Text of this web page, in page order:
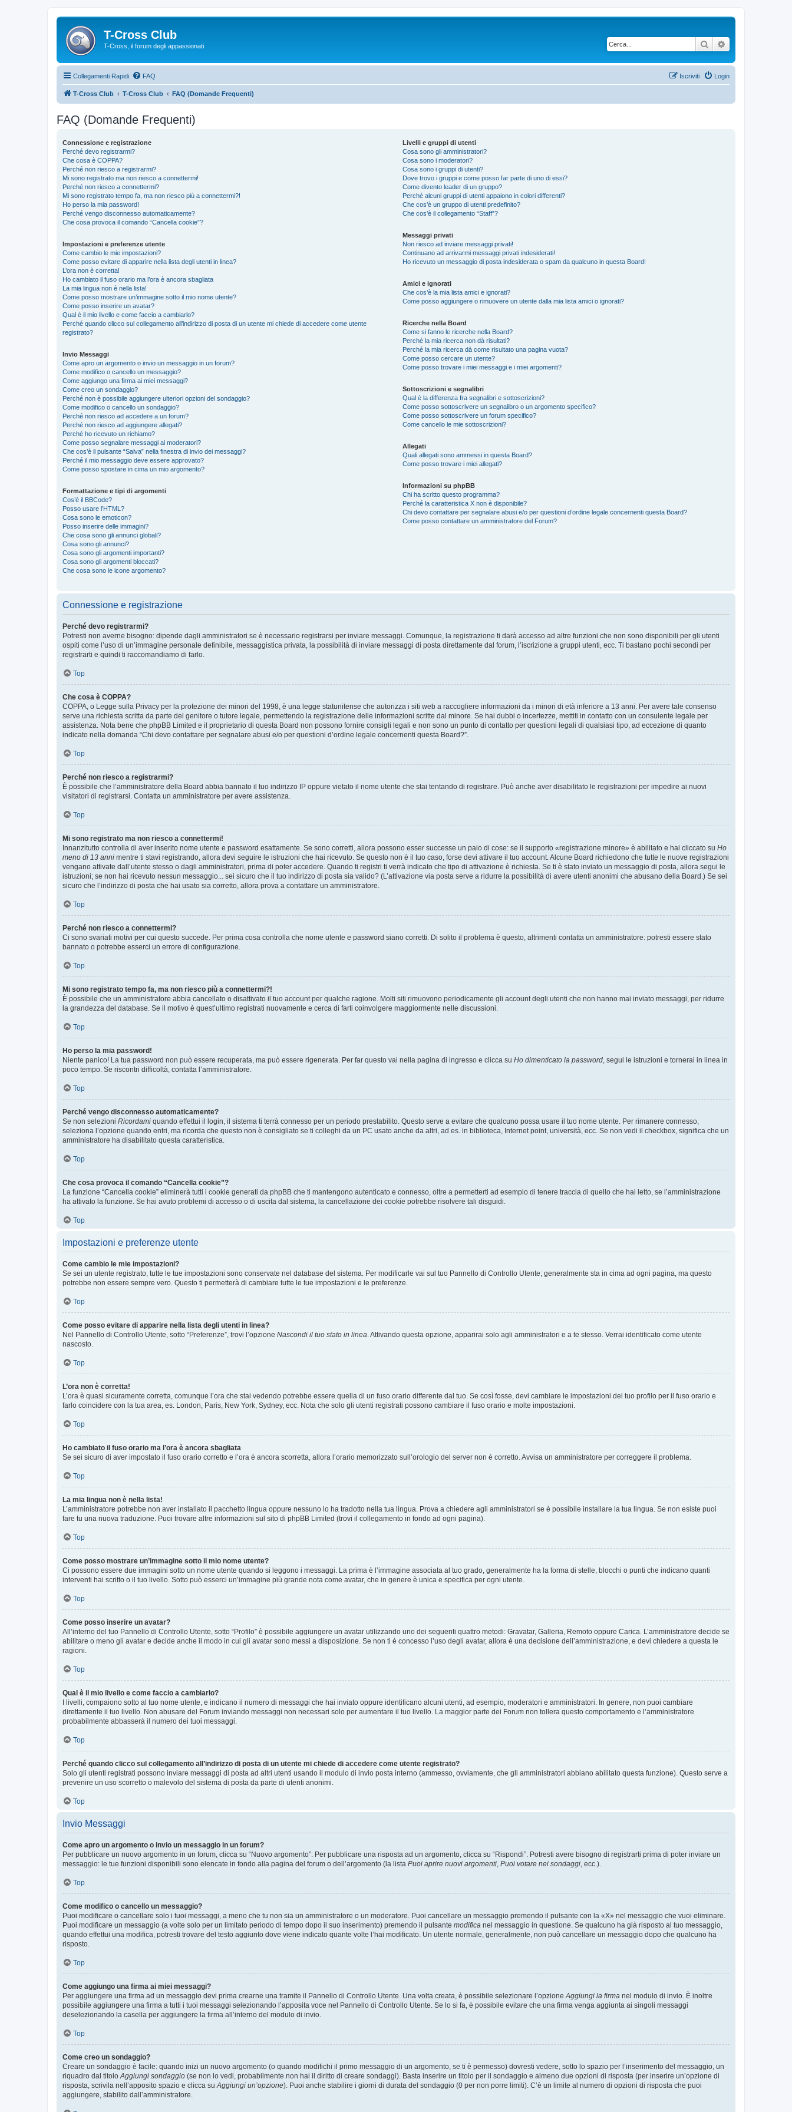
T-Cross Club
T-Cross, il forum degli appassionati Cerca
Collegamenti Rapidi FAQ Login
Iscriviti
T-Cross Club T-Cross Club FAQ (Domande Frequenti)
FAQ (Domande Frequenti)
Connessione e registrazione
Perché devo registrarmi?
Che cosa è COPPA?
Perché non riesco a registrarmi?
Mi sono registrato ma non riesco a connettermi!
Perché non riesco a connettermi?
Mi sono registrato tempo fa, ma non riesco più a connettermi?!
Ho perso la mia password!
Perché vengo disconnesso automaticamente?
Che cosa provoca il comando “Cancella cookie”?
Impostazioni e preferenze utente
Come cambio le mie impostazioni?
Come posso evitare di apparire nella lista degli utenti in linea?
L’ora non è corretta!
Ho cambiato il fuso orario ma l’ora è ancora sbagliata
La mia lingua non è nella lista!
Come posso mostrare un’immagine sotto il mio nome utente?
Come posso inserire un avatar?
Qual è il mio livello e come faccio a cambiarlo?
Perché quando clicco sul collegamento all’indirizzo di posta di un utente mi chiede di accedere come utente
registrato?
Invio Messaggi
Come apro un argomento o invio un messaggio in un forum?
Come modifico o cancello un messaggio?
Come aggiungo una firma ai miei messaggi?
Come creo un sondaggio?
Perché non è possibile aggiungere ulteriori opzioni del sondaggio?
Come modifico o cancello un sondaggio?
Perché non riesco ad accedere a un forum?
Perché non riesco ad aggiungere allegati?
Perché ho ricevuto un richiamo?
Come posso segnalare messaggi ai moderatori?
Che cos’è il pulsante “Salva” nella finestra di invio dei messaggi?
Perché il mio messaggio deve essere approvato?
Come posso spostare in cima un mio argomento?
Formattazione e tipi di argomenti
Cos’è il BBCode?
Posso usare l’HTML?
Cosa sono le emoticon?
Posso inserire delle immagini?
Che cosa sono gli annunci globali?
Cosa sono gli annunci?
Cosa sono gli argomenti importanti?
Cosa sono gli argomenti bloccati?
Che cosa sono le icone argomento?
Livelli e gruppi di utenti
Cosa sono gli amministratori?
Cosa sono i moderatori?
Cosa sono i gruppi di utenti?
Dove trovo i gruppi e come posso far parte di uno di essi?
Come divento leader di un gruppo?
Perché alcuni gruppi di utenti appaiono in colori differenti?
Che cos’è un gruppo di utenti predefinito?
Che cos’è il collegamento “Staff”?
Messaggi privati
Non riesco ad inviare messaggi privati!
Continuano ad arrivarmi messaggi privati indesiderati!
Ho ricevuto un messaggio di posta indesiderata o spam da qualcuno in questa Board!
Amici e ignorati
Che cos’è la mia lista amici e ignorati?
Come posso aggiungere o rimuovere un utente dalla mia lista amici o ignorati?
Ricerche nella Board
Come si fanno le ricerche nella Board?
Perché la mia ricerca non dà risultati?
Perché la mia ricerca dà come risultato una pagina vuota?
Come posso cercare un utente?
Come posso trovare i miei messaggi e i miei argomenti?
Sottoscrizioni e segnalibri
Qual è la differenza fra segnalibri e sottoscrizioni?
Come posso sottoscrivere un segnalibro o un argomento specifico?
Come posso sottoscrivere un forum specifico?
Come cancello le mie sottoscrizioni?
Allegati
Quali allegati sono ammessi in questa Board?
Come posso trovare i miei allegati?
Informazioni su phpBB
Chi ha scritto questo programma?
Perché la caratteristica X non è disponibile?
Chi devo contattare per segnalare abusi e/o per questioni d’ordine legale concernenti questa Board?
Come posso contattare un amministratore del Forum?
Connessione e registrazione
Perché devo registrarmi?
Potresti non averne bisogno: dipende dagli amministratori se è necessario registrarsi per inviare messaggi. Comunque, la registrazione ti darà accesso ad altre funzioni che non sono disponibili per gli utenti
ospiti come l’uso di un’immagine personale definibile, messaggistica privata, la possibilità di inviare messaggi di posta direttamente dal forum, l’iscrizione a gruppi utenti, ecc. Ti bastano pochi secondi per
registrarti e quindi ti raccomandiamo di farlo.
Top
Che cosa è COPPA?
COPPA, o Legge sulla Privacy per la protezione dei minori del 1998, è una legge statunitense che autorizza i siti web a raccogliere informazioni da i minori di età inferiore a 13 anni. Per avere tale consenso
serve una richiesta scritta da parte del genitore o tutore legale, permettendo la registrazione delle informazioni scritte dal minore. Se hai dubbi o incertezze, mettiti in contatto con un consulente legale per
assistenza. Nota bene che phpBB Limited e il proprietario di questa Board non possono fornire consigli legali e non sono un punto di contatto per questioni legali di qualsiasi tipo, ad eccezione di quanto
indicato nella domanda “Chi devo contattare per segnalare abusi e/o per questioni d’ordine legale concernenti questa Board?”.
Top
Perché non riesco a registrarmi?
È possibile che l’amministratore della Board abbia bannato il tuo indirizzo IP oppure vietato il nome utente che stai tentando di registrare. Può anche aver disabilitato le registrazioni per impedire ai nuovi
visitatori di registrarsi. Contatta un amministratore per avere assistenza.
Top
Mi sono registrato ma non riesco a connettermi!
Innanzitutto controlla di aver inserito nome utente e password esattamente. Se sono corretti, allora possono esser successe un paio di cose: se il supporto «registrazione minore» è abilitato e hai cliccato su Ho
meno di 13 anni mentre ti stavi registrando, allora devi seguire le istruzioni che hai ricevuto. Se questo non è il tuo caso, forse devi attivare il tuo account. Alcune Board richiedono che tutte le nuove registrazioni
vengano attivate dall’utente stesso o dagli amministratori, prima di poter accedere. Quando ti registri ti verrà indicato che tipo di attivazione è richiesta. Se ti è stato inviato un messaggio di posta, allora segui le
istruzioni; se non hai ricevuto nessun messaggio... sei sicuro che il tuo indirizzo di posta sia valido? (L’attivazione via posta serve a ridurre la possibilità di avere utenti anonimi che abusano della Board.) Se sei
sicuro che l’indirizzo di posta che hai usato sia corretto, allora prova a contattare un amministratore.
Top
Perché non riesco a connettermi?
Ci sono svariati motivi per cui questo succede. Per prima cosa controlla che nome utente e password siano corretti. Di solito il problema è questo, altrimenti contatta un amministratore: potresti essere stato
bannato o potrebbe esserci un errore di configurazione.
Top
Mi sono registrato tempo fa, ma non riesco più a connettermi?!
È possibile che un amministratore abbia cancellato o disattivato il tuo account per qualche ragione. Molti siti rimuovono periodicamente gli account degli utenti che non hanno mai inviato messaggi, per ridurre
la grandezza del database. Se il motivo è quest’ultimo registrati nuovamente e cerca di farti coinvolgere maggiormente nelle discussioni.
Top
Ho perso la mia password!
Niente panico! La tua password non può essere recuperata, ma può essere rigenerata. Per far questo vai nella pagina di ingresso e clicca su Ho dimenticato la password , segui le istruzioni e tornerai in linea in
poco tempo. Se riscontri difficoltà, contatta l’amministratore.
Top
Perché vengo disconnesso automaticamente?
Se non selezioni Ricordami quando effettui il login, il sistema ti terrà connesso per un periodo prestabilito. Questo serve a evitare che qualcuno possa usare il tuo nome utente. Per rimanere connesso,
seleziona l’opzione quando entri, ma ricorda che questo non è consigliato se ti colleghi da un PC usato anche da altri, ad es. in biblioteca, Internet point, università, ecc. Se non vedi il checkbox, significa che un
amministratore ha disabilitato questa caratteristica.
Top
Che cosa provoca il comando “Cancella cookie”?
La funzione “Cancella cookie” eliminerà tutti i cookie generati da phpBB che ti mantengono autenticato e connesso, oltre a permetterti ad esempio di tenere traccia di quello che hai letto, se l’amministrazione
ha attivato la funzione. Se hai avuto problemi di accesso o di uscita dal sistema, la cancellazione dei cookie potrebbe risolvere tali disguidi.
Top
Impostazioni e preferenze utente
Come cambio le mie impostazioni?
Se sei un utente registrato, tutte le tue impostazioni sono conservate nel database del sistema. Per modificarle vai sul tuo Pannello di Controllo Utente; generalmente sta in cima ad ogni pagina, ma questo
potrebbe non essere sempre vero. Questo ti permetterà di cambiare tutte le tue impostazioni e le preferenze.
Top
Come posso evitare di apparire nella lista degli utenti in linea?
Nel Pannello di Controllo Utente, sotto “Preferenze”, trovi l’opzione Nascondi il tuo stato in linea . Attivando questa opzione, apparirai solo agli amministratori e a te stesso. Verrai identificato come utente
nascosto.
Top
L’ora non è corretta!
L’ora è quasi sicuramente corretta, comunque l’ora che stai vedendo potrebbe essere quella di un fuso orario differente dal tuo. Se così fosse, devi cambiare le impostazioni del tuo profilo per il fuso orario e
farlo coincidere con la tua area, es. London, Paris, New York, Sydney, ecc. Nota che solo gli utenti registrati possono cambiare il fuso orario e molte impostazioni.
Top
Ho cambiato il fuso orario ma l’ora è ancora sbagliata
Se sei sicuro di aver impostato il fuso orario corretto e l’ora è ancora scorretta, allora l’orario memorizzato sull’orologio del server non è corretto. Avvisa un amministratore per correggere il problema.
Top
La mia lingua non è nella lista!
L’amministratore potrebbe non aver installato il pacchetto lingua oppure nessuno lo ha tradotto nella tua lingua. Prova a chiedere agli amministratori se è possibile installare la tua lingua. Se non esiste puoi
fare tu una nuova traduzione. Puoi trovare altre informazioni sul sito di phpBB Limited (trovi il collegamento in fondo ad ogni pagina).
Top
Come posso mostrare un’immagine sotto il mio nome utente?
Ci possono essere due immagini sotto un nome utente quando si leggono i messaggi. La prima è l’immagine associata al tuo grado, generalmente ha la forma di stelle, blocchi o punti che indicano quanti
interventi hai scritto o il tuo livello. Sotto può esserci un’immagine più grande nota come avatar, che in genere è unica e specifica per ogni utente.
Top
Come posso inserire un avatar?
All’interno del tuo Pannello di Controllo Utente, sotto “Profilo” è possibile aggiungere un avatar utilizzando uno dei seguenti quattro metodi: Gravatar, Galleria, Remoto oppure Carica. L’amministratore decide se
abilitare o meno gli avatar e decide anche il modo in cui gli avatar sono messi a disposizione. Se non ti è concesso l’uso degli avatar, allora è una decisione dell’amministrazione, e devi chiedere a questa le
ragioni.
Top
Qual è il mio livello e come faccio a cambiarlo?
I livelli, compaiono sotto al tuo nome utente, e indicano il numero di messaggi che hai inviato oppure identificano alcuni utenti, ad esempio, moderatori e amministratori. In genere, non puoi cambiare
direttamente il tuo livello. Non abusare del Forum inviando messaggi non necessari solo per aumentare il tuo livello. La maggior parte dei Forum non tollera questo comportamento e l’amministratore
probabilmente abbasserà il numero dei tuoi messaggi.
Top
Perché quando clicco sul collegamento all’indirizzo di posta di un utente mi chiede di accedere come utente registrato?
Solo gli utenti registrati possono inviare messaggi di posta ad altri utenti usando il modulo di invio posta interno (ammesso, ovviamente, che gli amministratori abbiano abilitato questa funzione). Questo serve a
prevenire un uso scorretto o malevolo del sistema di posta da parte di utenti anonimi.
Top
Invio Messaggi
Come apro un argomento o invio un messaggio in un forum?
Per pubblicare un nuovo argomento in un forum, clicca su “Nuovo argomento”. Per pubblicare una risposta ad un argomento, clicca su “Rispondi”. Potresti avere bisogno di registrarti prima di poter inviare un
messaggio: le tue funzioni disponibili sono elencate in fondo alla pagina del forum o dell’argomento (la lista Puoi aprire nuovi argomenti Puoi votare nei sondaggi , ecc.).
Top
Come modifico o cancello un messaggio?
Puoi modificare o cancellare solo i tuoi messaggi, a meno che tu non sia un amministratore o un moderatore. Puoi cancellare un messaggio premendo il pulsante con la «X» nel messaggio che vuoi eliminare.
Puoi modificare un messaggio (a volte solo per un limitato periodo di tempo dopo il suo inserimento) premendo il pulsante modifica nel messaggio in questione. Se qualcuno ha già risposto al tuo messaggio,
quando effettui una modifica, potresti trovare del testo aggiunto dove viene indicato quante volte l’hai modificato. Un utente normale, generalmente, non può cancellare un messaggio dopo che qualcuno ha
risposto.
Top
Come aggiungo una firma ai miei messaggi?
Per aggiungere una firma ad un messaggio devi prima crearne una tramite il Pannello di Controllo Utente. Una volta creata, è possibile selezionare l’opzione Aggiungi la firma nel modulo di invio. È inoltre
possibile aggiungere una firma a tutti i tuoi messaggi selezionando l’apposita voce nel Pannello di Controllo Utente. Se lo si fa, è possibile evitare che una firma venga aggiunta ai singoli messaggi
deselezionando la casella per aggiungere la firma all’interno del modulo di invio.
Top
Come creo un sondaggio?
Creare un sondaggio è facile: quando inizi un nuovo argomento (o quando modifichi il primo messaggio di un argomento, se ti è permesso) dovresti vedere, sotto lo spazio per l’inserimento del messaggio, un
riquadro dal titolo Aggiungi sondaggio (se non lo vedi, probabilmente non hai il diritto di creare sondaggi). Basta inserire un titolo per il sondaggio e almeno due opzioni di risposta (per inserire un’opzione di
risposta, scrivila nell’apposito spazio e clicca su Aggiungi un’opzione). Puoi anche stabilire i giorni di durata del sondaggio (0 per non porre limiti). C’è un limite al numero di opzioni di risposta che puoi
aggiungere, stabilito dall’amministratore.